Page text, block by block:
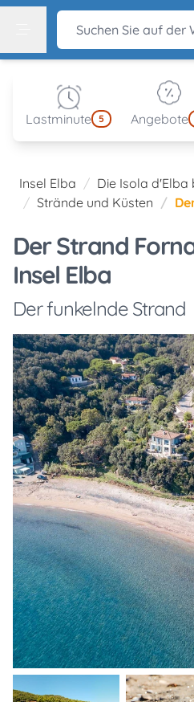
Suchen Sie auf der
Lastminute 5 Angebote
Insel Elba
Die Isola d'Elba
Strände und Küsten
Der Strand
Insel Elba
Der funkelnde Strand